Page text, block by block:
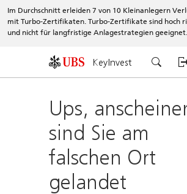
Im Durchschnitt erleiden 7 von 10 Kleinanlegern
mit Turbo-Zertifikaten. Turbo-Zertifikate sind hoch
und nicht für langfristige Anlagestrategien geeignet.
KeyInvest
Ups,
sind Sie am
falschen Ort
gelandet